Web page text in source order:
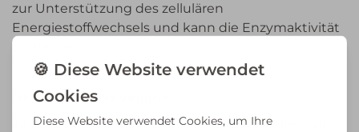
zur Unterstützung des zellulären
Energiestoffwechsels und kann die Enzymaktivität
Ist das Produkt vegan?
Ja – Intolerance Complex™ ist vegan und frei von